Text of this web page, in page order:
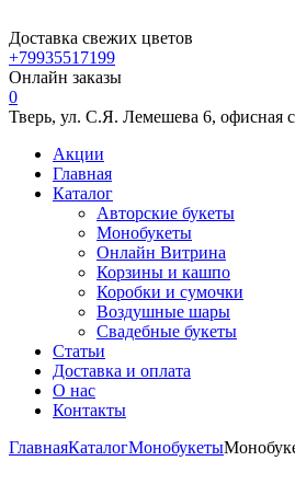
Доставка свежих цветов
+79935517199
Онлайн заказы
0
Тверь, ул. С.Я. Лемешева 6, офисная
Акции
Главная
Каталог
Авторские букеты
Монобукеты
Онлайн Витрина
Корзины и кашпо
Коробки и сумочки
Воздушные шары
Свадебные букеты
Статьи
Доставка и оплата
О нас
Контакты
ГлавнаяКаталогМонобукеты